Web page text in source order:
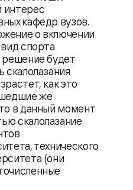
интерес
кафедр вузов.
о включении
спорта
решение будет
скалолазания
как это
же
в данный момент
скалолазание
технического
(они